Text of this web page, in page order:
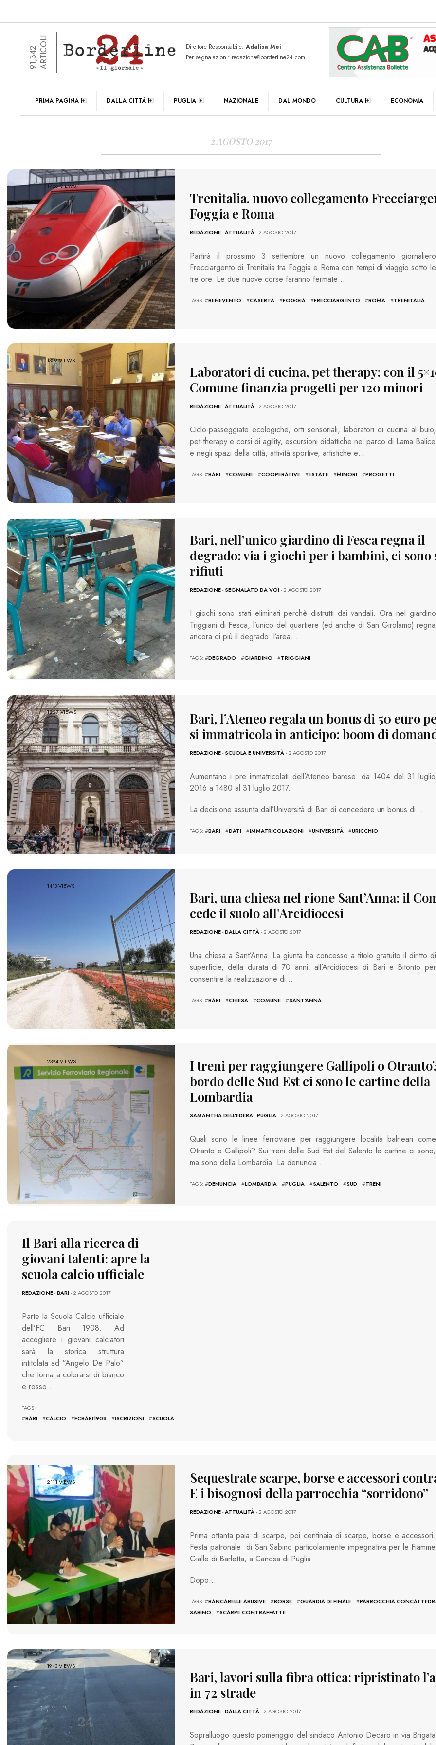
91,342ARTICOLI Direttore Responsabile: Adalisa Mei
Per segnalazioni: redazione@borderline24.com
PRIMA PAGINA DALLA CITTÀ PUGLIA NAZIONALE DAL MONDO CULTURA ECONOMIA
DAILY ARCHIVES
2 AGOSTO 2017
1726 VIEWS
Trenitalia, nuovo collegamento
Foggia e Roma
REDAZIONE-ATTUALITÀ- 2 AGOSTO 2017
Partirà il prossimo 3 settembre un nuovo collegamento giornaliero
Frecciargento di Trenitalia tra Foggia e Roma con tempi di viaggio sotto le
tre ore. Le due nuove corse faranno fermate…
TAGS: #BENEVENTO #CASERTA #FOGGIA #FRECCIARGENTO #ROMA #TRENITALIA
1309 VIEWS
Laboratori di cucina, pet therapy: con il
Comune finanzia progetti per 120 minori
REDAZIONE-ATTUALITÀ- 2 AGOSTO 2017
Ciclo-passeggiate ecologiche, orti sensoriali, laboratori di cucina al buio,
pet-therapy e corsi di agility, escursioni didattiche nel parco di Lama Balice
e negli spazi della città, attività sportive, artistiche e…
TAGS: #BARI #COMUNE #COOPERATIVE #ESTATE #MINORI #PROGETTI
1538 VIEWS
Bari, nell’unico giardino di Fesca regna il
degrado: via i giochi per i bambini, ci sono
rifiuti
REDAZIONE-SEGNALATO DA VOI- 2 AGOSTO 2017
I giochi sono stati eliminati perchè distrutti dai vandali. Ora nel giardino
Triggiani di Fesca, l’unico del quartiere (ed anche di San Girolamo) regna
ancora di più il degrado: l’area…
TAGS: #DEGRADO #GIARDINO #TRIGGIANI
1227 VIEWS
Bari, l’Ateneo regala un bonus di 50 euro
si immatricola in anticipo: boom di
REDAZIONE-SCUOLA E UNIVERSITÀ- 2 AGOSTO 2017
Aumentano i pre immatricolati dell’Ateneo barese: da 1404 del 31 luglio
2016 a 1480 al 31 luglio 2017.
La decisione assunta dall’Università di Bari di concedere un bonus di…
TAGS: #BARI #DATI #IMMATRICOLAZIONI #UNIVERSITÀ #URICCHIO
1413 VIEWS
Bari, una chiesa nel rione Sant’Anna: il
cede il suolo all’Arcidiocesi
REDAZIONE-DALLA CITTÀ- 2 AGOSTO 2017
Una chiesa a Sant’Anna. La giunta ha concesso a titolo gratuito il diritto di
superf­icie, della durata di 70 anni, all’Arcidiocesi di Bari e Bit­onto per
consentire la realizzazione di…
TAGS: #BARI #CHIESA #COMUNE #SANT'ANNA
2394 VIEWS
I treni per raggiungere Gallipoli o
bordo delle Sud Est ci sono le cartine della
Lombardia
SAMANTHA DELL'EDERA-PUGLIA- 2 AGOSTO 2017
Quali sono le linee ferroviarie per raggiungere località balneari come
Otranto e Gallipoli? Sui treni delle Sud Est del Salento le cartine ci sono,
ma sono della Lombardia. La denuncia…
TAGS: #DENUNCIA #LOMBARDIA #PUGLIA #SALENTO #SUD #TRENI
Il Bari alla ricerca di
giovani talenti: apre la
scuola calcio ufficiale
REDAZIONE-BARI- 2 AGOSTO 2017
Parte la Scuola Calcio ufficiale
dell’FC Bari 1908. Ad
accogliere i giovani calciatori
sarà la storica struttura
intitolata ad “Angelo De Palo”
che torna a colorarsi di bianco
e rosso…
TAGS:
#BARI #CALCIO #FCBARI1908 #ISCRIZIONI #SCUOLA
2111 VIEWS
Sequestrate scarpe, borse e accessori
E i bisognosi della parrocchia “sorridono”
REDAZIONE-ATTUALITÀ- 2 AGOSTO 2017
Prima ottanta paia di scarpe, poi centinaia di scarpe, borse e accessori.
Festa patronale di San Sabino particolarmente impegnativa per le Fiamme
Gialle di Barletta, a Canosa di Puglia.
Dopo…
TAGS: #BANCARELLE ABUSIVE #BORSE #GUARDIA DI FINALE #PARROCCHIA
SABINO
#SCARPE CONTRAFFATTE
1943 VIEWS
Bari, lavori sulla fibra ottica: ripristinato
in 72 strade
REDAZIONE-DALLA CITTÀ- 2 AGOSTO 2017
Sopralluogo questo pomeriggio del sindaco Antonio Decaro in via Brigata